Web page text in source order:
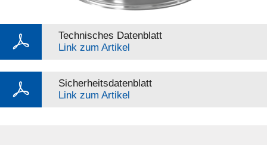
Technisches Datenblatt
Link zum Artikel
Sicherheitsdatenblatt
Link zum Artikel